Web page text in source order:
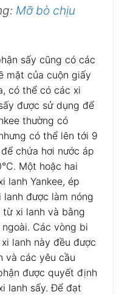
Mỡ bò chịu
sấy cũng có các
mặt của cuộn giấy
có thể có các xi
được sử dụng để
thường có
có thể lên tới 9
chứa hơi nước áp
Một hoặc hai
lanh Yankee, ép
được làm nóng
xi lanh và bằng
Các vòng bi
lanh này đều được
và các yêu cầu
được quyết định
lanh sấy. Để đạt